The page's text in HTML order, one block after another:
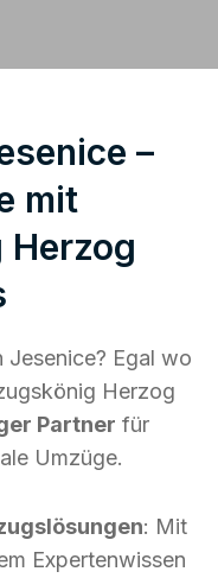
–
mit
Herzog
Jesenice? Egal wo
Herzog
Partner für
Umzüge.
: Mit
Expertenwissen